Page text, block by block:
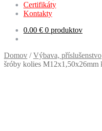
Certifikáty
Kontakty
0.00 € 0 produktov
Domov /Výbava, příslušenstvo
šróby kolies M12x1,50x26mm